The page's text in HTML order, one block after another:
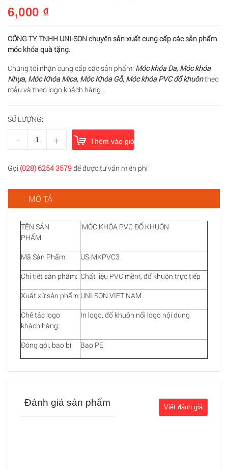
6,000 ₫
CÔNG TY TNHH UNI-SON chuyên sản xuất cung cấp các sản phẩm
móc khóa quà tặng.
Chúng tôi nhận cung cấp các sản phẩm: Móc khóa Da, Móc khóa
Nhựa, Móc Khóa Mica, Móc Khóa Gỗ, Móc khóa PVC đổ khuôntheo
mẫu và theo logo khách hàng...
SỐ LƯỢNG:
- + Thêm vào giỏ hàng
Gọi (028) 6254 3579để được tư vấn miễn phí
MÔ TẢ
TÊN SẢN
PHẨM
MÓC KHÓA PVC ĐỔ KHUÔN
Mã Sản Phẩm:
US-MKPVC3
Chi tiết sản phẩm: Chất liệu PVC mềm, đổ khuôn trực tiếp
Xuất xứ sản phẩm:UNI-SON VIET NAM
Chế tác logo
khách hàng:
In logo, đổ khuôn nổi logo nội dung
Đóng gói, bao bì: Bao PE
Đánh giá sản phẩm